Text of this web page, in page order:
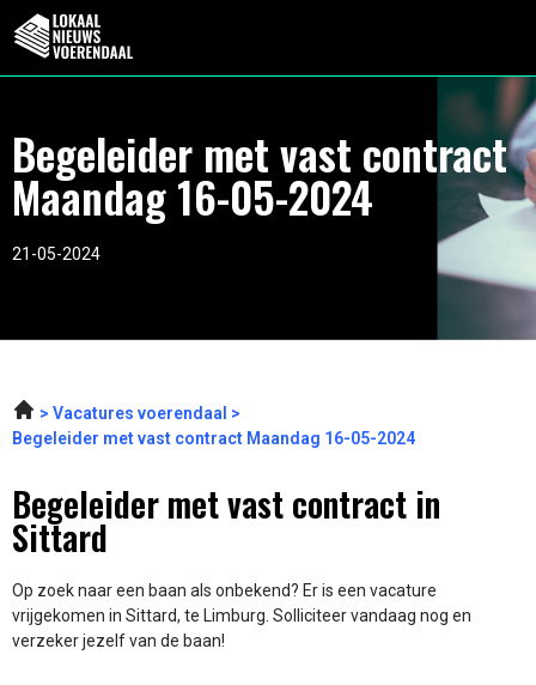
Begeleider met vast contract
Maandag 16-05-2024
21-05-2024
Vacatures voerendaal
Begeleider met vast contract Maandag 16-05-2024
Begeleider met vast contract in
Sittard
Op zoek naar een baan als onbekend? Er is een vacature
vrijgekomen in Sittard, te Limburg. Solliciteer vandaag nog en
verzeker jezelf van de baan!